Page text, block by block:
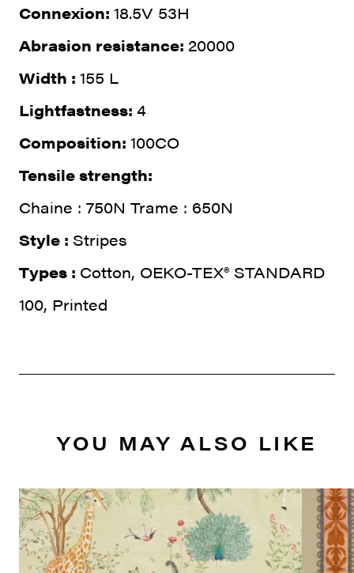
Connexion: 18.5V 53H
Abrasion resistance: 20000
Width : 155 L
Lightfastness: 4
Composition: 100CO
Tensile strength:
Chaine : 750N Trame : 650N
Style : Stripes
Types : Cotton, OEKO-TEX® STANDARD
100, Printed
YOU MAY ALSO LIKE